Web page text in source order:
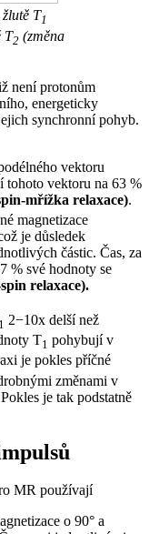
žlutě T1
T2 (změna
není protonům
energeticky
synchronní pohyb.
vektoru
tohoto vektoru na 63 %
mřížka relaxace).
magnetizace
je důsledek
částic. Čas, za
% své hodnoty se
relaxace).
1 2−10x delší než
T1 pohybují v
je pokles příčné
změnami v
je tak podstatně
MR používají
o 90° a